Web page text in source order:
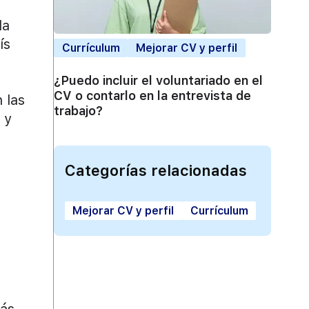
las
y
Currículum Mejorar CV y perfil
¿Puedo incluir el voluntariado en el
CV o contarlo en la entrevista de
trabajo?
Categorías relacionadas
Mejorar CV y perfil Currículum